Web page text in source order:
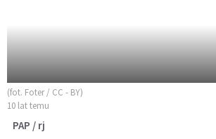
(fot. Foter / CC - BY)
10 lat temu
PAP / rj